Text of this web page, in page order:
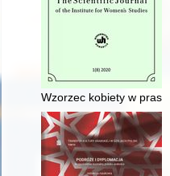
Wzorzec kobiety w